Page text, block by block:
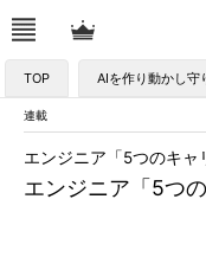
TOP AIを作り動かし守
連載
エンジニア「5つ
エンジニア「5つのキャ